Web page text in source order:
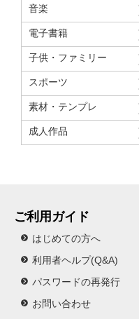
月間ランキング
音楽
電子書籍
子供・ファミリー
スポーツ
素材・テンプレ
成人作品
ご利用ガイド
はじめての方へ
利用者ヘルプ(Q&A)
パスワードの再発行
お問い合わせ